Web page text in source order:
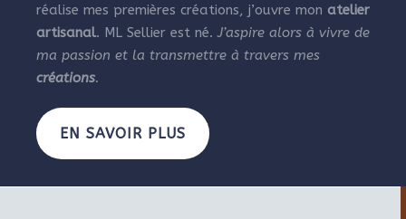
réalise mes premières créations, j’ouvre mon atelier
artisanal. ML Sellier est né. J’aspire alors à vivre de
ma passion et la transmettre à travers mes
créations.
EN SAVOIR PLUS